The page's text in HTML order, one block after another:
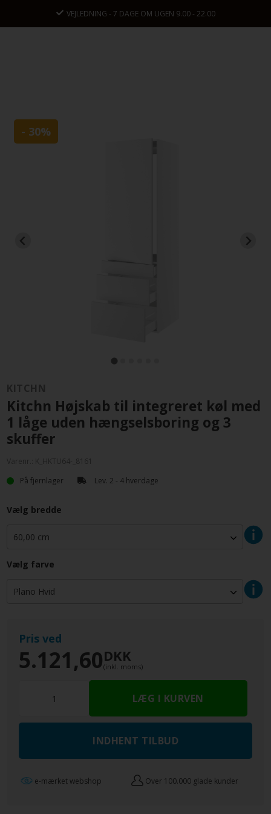
VEJLEDNING - 7 DAGE OM UGEN 9.00 - 22.00
- 30%
Kitchn Højskab til integreret køl med
1 låge uden hængselsboring og 3
skuffer
På fjernlager
Lev. 2 - 4 hverdage
Vælg bredde
Vælg farve
Pris ved
5.121,60DKK
(inkl. moms)
INDHENT TILBUD
e-mærket webshop Over 100.000 glade kunder